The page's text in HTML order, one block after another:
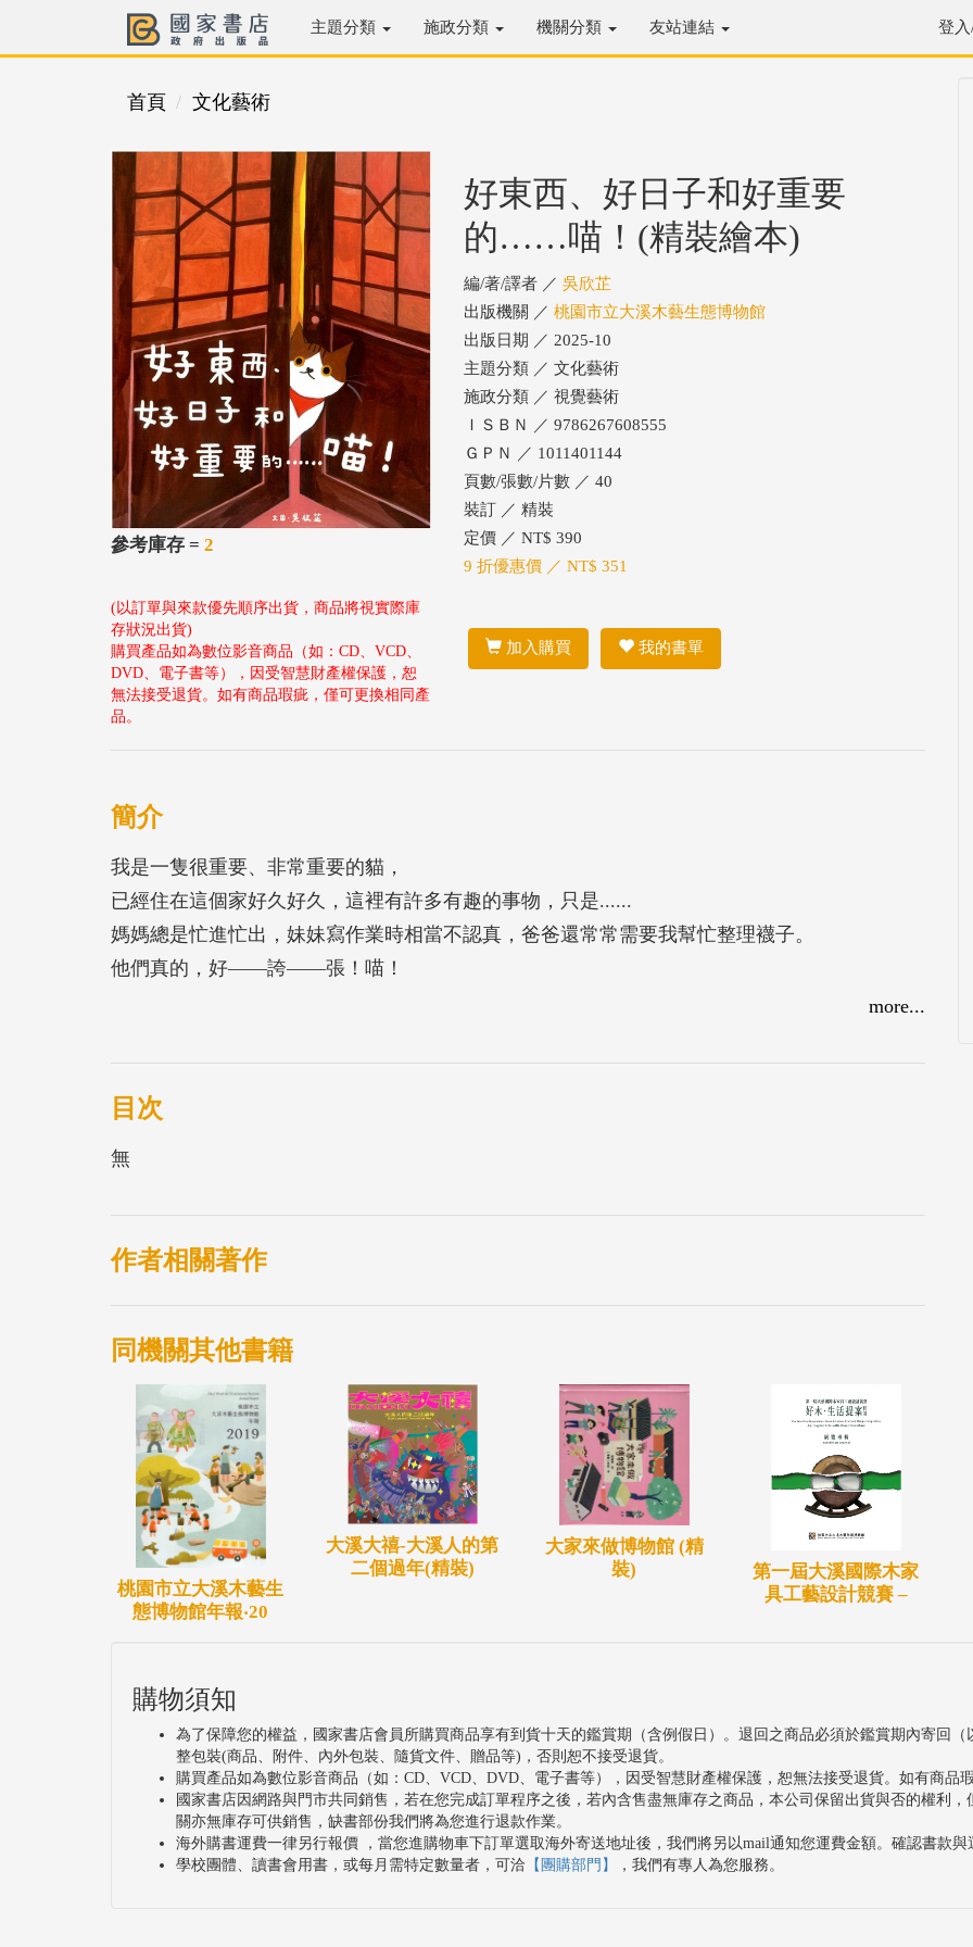
主題分類 施政分類 機關分類 友站連結 登
首頁 文化藝術
參考庫存 = 2
(以訂單與來款優先順序出貨，商品將視實際庫
存狀況出貨)
購買產品如為數位影音商品（如：CD、VCD、
DVD、電子書等），因受智慧財產權保護，恕
無法接受退貨。如有商品瑕疵，僅可更換相同產
品。
好東西、好日子和好重要
的……喵！(精裝繪本)
編/著/譯者 ／ 吳欣芷
出版機關 ／ 桃園市立大溪木藝生態博物館
出版日期 ／ 2025-10
主題分類 ／ 文化藝術
施政分類 ／ 視覺藝術
ＩＳＢＮ ／ 9786267608555
ＧＰＮ ／ 1011401144
頁數/張數/片數 ／ 40
裝訂 ／ 精裝
定價 ／ NT$ 390
9 折優惠價 ／ NT$ 351
加入購買 我的書單
簡介
我是一隻很重要、非常重要的貓，
已經住在這個家好久好久，這裡有許多有趣的事物，只是......
媽媽總是忙進忙出，妹妹寫作業時相當不認真，爸爸還常常需要我幫忙整理襪子。
他們真的，好——誇——張！喵！
more...
目次
無
作者相關著作
同機關其他書籍
桃園市立大溪木藝生
態博物館年報‧20
大溪大禧-大溪人的第
二個過年(精裝)
大家來做博物館 (精
裝)
第一屆大溪國際木家
具工藝設計競賽 –
購物須知
為了保障您的權益，國家書店會員所購買商品享有到貨十天的鑑賞期（含例假日）。退回之商品必須於鑑賞期內寄回
整包裝(商品、附件、內外包裝、隨貨文件、贈品等)，否則恕不接受退貨。
購買產品如為數位影音商品（如：CD、VCD、DVD、電子書等），因受智慧財產權保護，恕無法接受退貨。如有商品
國家書店因網路與門市共同銷售，若在您完成訂單程序之後，若內含售盡無庫存之商品，本公司保留出貨與否的權利
關亦無庫存可供銷售，缺書部份我們將為您進行退款作業。
海外購書運費一律另行報價 ，當您進購物車下訂單選取海外寄送地址後，我們將另以mail通知您運費金額。確認書款
學校團體、讀書會用書，或每月需特定數量者，可洽 【團購部門】 ，我們有專人為您服務。